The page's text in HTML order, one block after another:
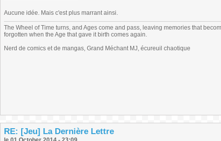
Aucune idée. Mais c'est plus marrant ainsi.
The Wheel of Time turns, and Ages come and pass, leaving memories that
forgotten when the Age that gave it birth comes again.
Nerd de comics et de mangas, Grand Méchant MJ, écureuil chaotique
RE: [Jeu] La Dernière Lettre